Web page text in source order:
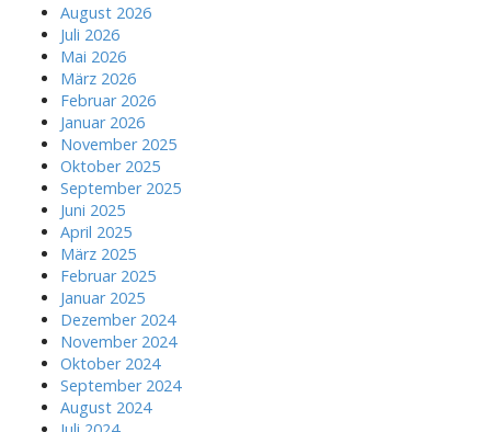
August 2026
Juli 2026
Mai 2026
März 2026
Februar 2026
Januar 2026
November 2025
Oktober 2025
September 2025
Juni 2025
April 2025
März 2025
Februar 2025
Januar 2025
Dezember 2024
November 2024
Oktober 2024
September 2024
August 2024